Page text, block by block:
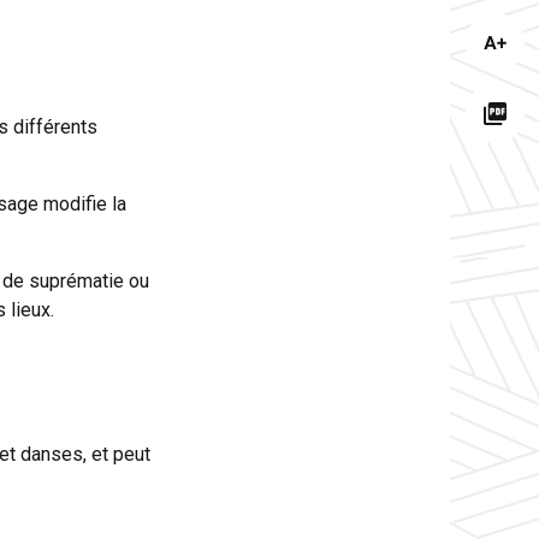
différents
modifie la
suprématie ou
lieux.
danses, et peut